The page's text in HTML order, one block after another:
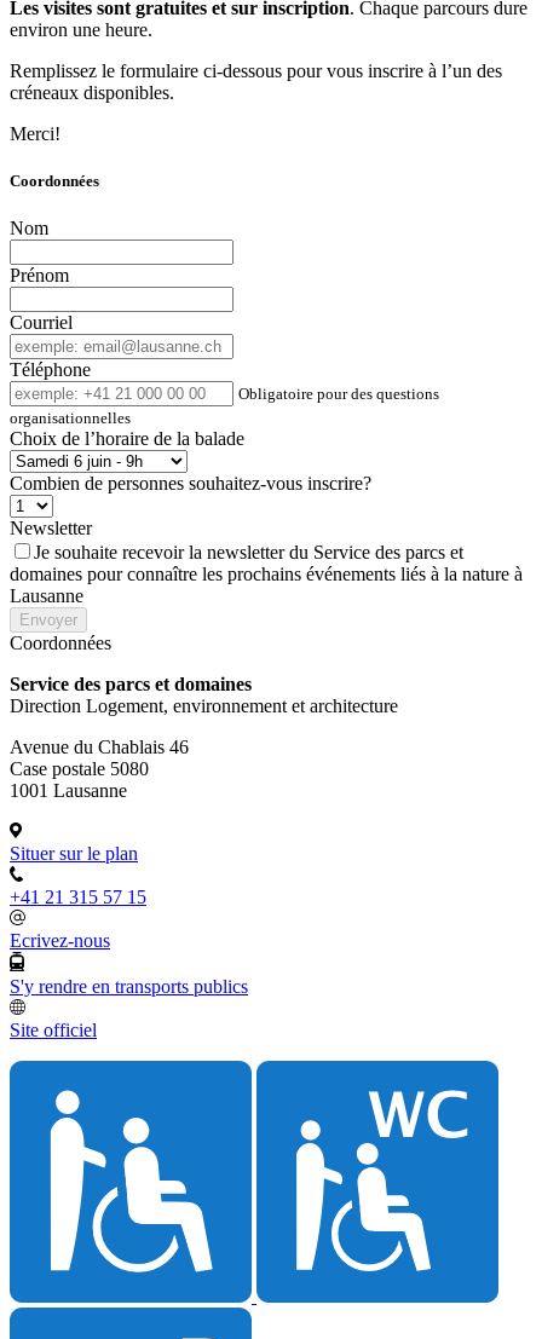
Les visites sont gratuites et sur inscription. Chaque parcours dure
environ une heure.
Remplissez le formulaire ci-dessous pour vous inscrire à l’un des
créneaux disponibles.
Merci!
Coordonnées
Nom
Prénom
Courriel
Téléphone
Obligatoire pour des questions
organisationnelles
Choix de l’horaire de la balade
Combien de personnes souhaitez-vous inscrire?
Newsletter
Je souhaite recevoir la newsletter du Service des parcs et
domaines pour connaître les prochains événements liés à la nature à
Lausanne
Envoyer
Coordonnées
Service des parcs et domaines
Direction Logement, environnement et architecture
Avenue du Chablais 46
Case postale 5080
1001 Lausanne
Situer sur le plan
+41 21 315 57 15
Ecrivez-nous
S'y rendre en transports publics
Site officiel